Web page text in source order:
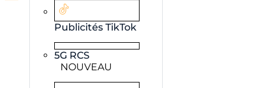
Publicités TikTok
5G RCS
NOUVEAU